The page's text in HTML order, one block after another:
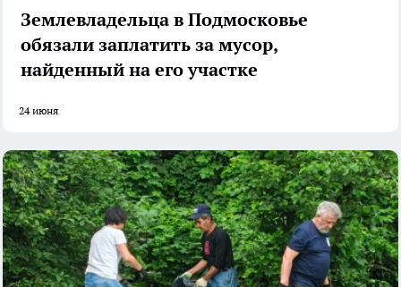
Землевладельца в Подмосковье
обязали заплатить за мусор,
найденный на его участке
24 июня